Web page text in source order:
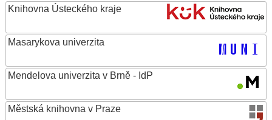
Knihovna Ústeckého kraje
Masarykova univerzita
Mendelova univerzita v Brně - IdP
Městská knihovna v Praze